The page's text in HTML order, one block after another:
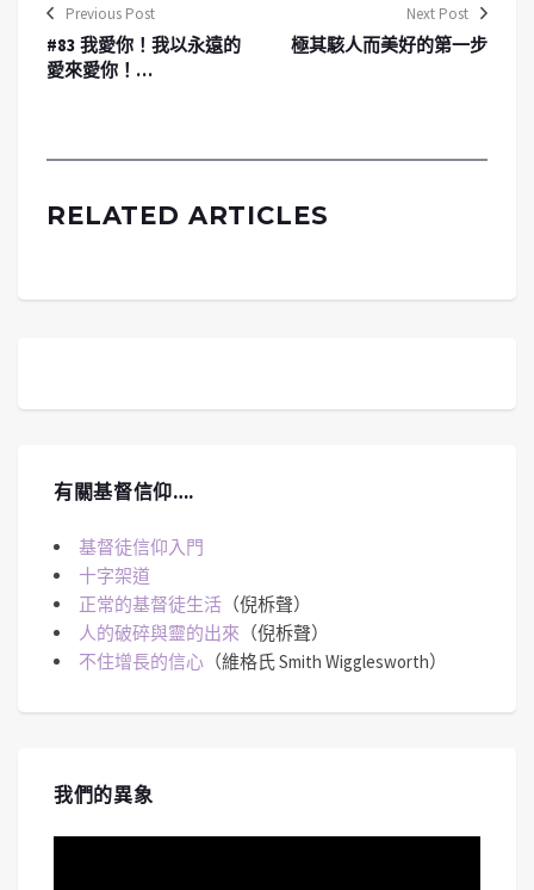
Previous Post
#83 我愛你！我以永遠的
愛來愛你！…
Next Post
極其駭人而美好的第一步
RELATED ARTICLES
有關基督信仰….
基督徒信仰入門
十字架道
正常的基督徒生活 （倪柝聲）
人的破碎與靈的出來 （倪柝聲）
不住增長的信心 （維格氏 Smith Wigglesworth）
我們的異象